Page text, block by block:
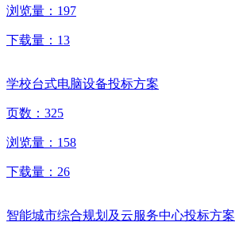
浏览量： 197
下载量： 13
学校台式电脑设备投标方案
页数： 325
浏览量： 158
下载量： 26
智能城市综合规划及云服务中心投标方案